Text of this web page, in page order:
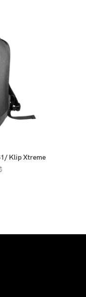
Klip Xtreme
$